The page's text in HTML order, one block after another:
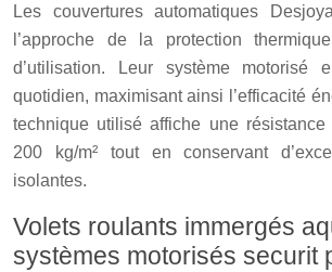
Les couvertures automatiques
l’approche de la protection
d’utilisation. Leur système motorisé
quotidien, maximisant ainsi l’efficacité
technique utilisé affiche une
200 kg/m² tout en conservant
isolantes.
Volets roulants immergés
systèmes motorisés securit